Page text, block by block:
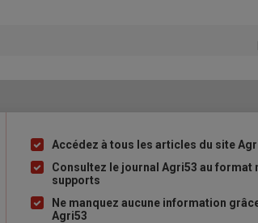
Liste
à
puce
Accédez à tous les articles du site
Consultez le journal Agri53 au format
supports
Ne manquez aucune information
Agri53